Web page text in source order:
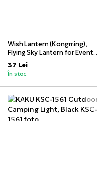
Wish Lantern (Kongming),
Flying Sky Lantern for Events
& Celebrations
37 Lei
În stoc